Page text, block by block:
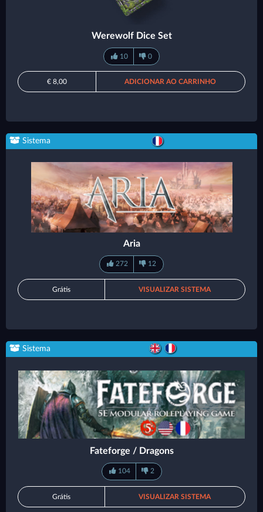
Werewolf Dice Set
10 0
€ 8,00 ADICIONAR AO CARRINHO
Sistema
Aria
272 12
Grátis VISUALIZAR SISTEMA
Sistema
Fateforge / Dragons
104 2
Grátis VISUALIZAR SISTEMA